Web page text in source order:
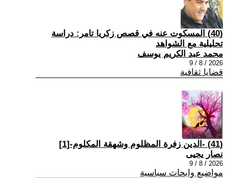
(40) المسكوت عنه في قصص زكريا تامر: دراسة
تحليلية مع الشواهد
محمد عبد الكريم يوسف
2026 / 8 / 9
قضايا ثقافية
(41) -الدين زفرة المظلوم وشهقة المكلوم-[1]
نصار يحيى
2026 / 8 / 9
مواضيع وابحاث سياسية